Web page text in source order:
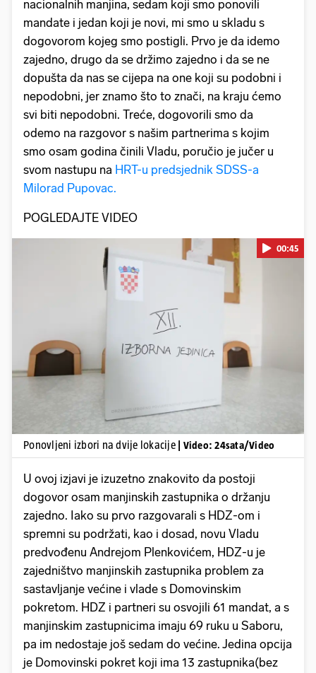
nacionalnih manjina, sedam koji smo ponovili
mandate i jedan koji je novi, mi smo u skladu s
dogovorom kojeg smo postigli. Prvo je da idemo
zajedno, drugo da se držimo zajedno i da se ne
dopušta da nas se cijepa na one koji su podobni i
nepodobni, jer znamo što to znači, na kraju ćemo
svi biti nepodobni. Treće, dogovorili smo da
odemo na razgovor s našim partnerima s kojim
smo osam godina činili Vladu, poručio je jučer u
svom nastupu na HRT-u predsjednik SDSS-a
Milorad Pupovac.
POGLEDAJTE VIDEO
Pokretanje videa...
00:45
Ponovljeni izbori na dvije lokacije | Video: 24sata/Video
U ovoj izjavi je izuzetno znakovito da postoji
dogovor osam manjinskih zastupnika o držanju
zajedno. Iako su prvo razgovarali s HDZ-om i
spremni su podržati, kao i dosad, novu Vladu
predvođenu Andrejom Plenkovićem, HDZ-u je
zajedništvo manjinskih zastupnika problem za
sastavljanje većine i vlade s Domovinskim
pokretom. HDZ i partneri su osvojili 61 mandat, a s
manjinskim zastupnicima imaju 69 ruku u Saboru,
pa im nedostaje još sedam do većine. Jedina opcija
je Domovinski pokret koji ima 13 zastupnika(bez